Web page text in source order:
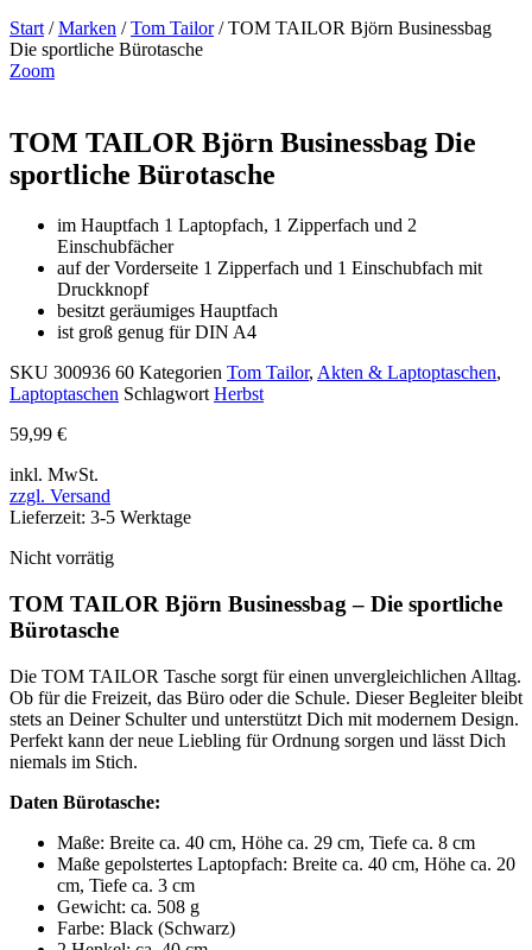
Start /Marken /Tom Tailor/ TOM TAILOR Björn Businessbag
Die sportliche Bürotasche
Zoom
TOM TAILOR Björn Businessbag Die
sportliche Bürotasche
im Hauptfach 1 Laptopfach, 1 Zipperfach und 2
Einschubfächer
auf der Vorderseite 1 Zipperfach und 1 Einschubfach mit
Druckknopf
besitzt geräumiges Hauptfach
ist groß genug für DIN A4
SKU 300936 60 Kategorien Tom Tailor, Akten & Laptoptaschen,
Laptoptaschen Schlagwort Herbst
59,99 €
inkl. MwSt.
zzgl. Versand
Lieferzeit: 3-5 Werktage
Nicht vorrätig
TOM TAILOR Björn Businessbag – Die sportliche
Bürotasche
Die TOM TAILOR Tasche sorgt für einen unvergleichlichen Alltag.
Ob für die Freizeit, das Büro oder die Schule. Dieser Begleiter bleibt
stets an Deiner Schulter und unterstützt Dich mit modernem Design.
Perfekt kann der neue Liebling für Ordnung sorgen und lässt Dich
niemals im Stich.
Daten Bürotasche:
Maße: Breite ca. 40 cm, Höhe ca. 29 cm, Tiefe ca. 8 cm
Maße gepolstertes Laptopfach: Breite ca. 40 cm, Höhe ca. 20
cm, Tiefe ca. 3 cm
Gewicht: ca. 508 g
Farbe: Black (Schwarz)